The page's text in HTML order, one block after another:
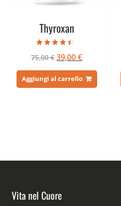
Thyroxan
4.17
su 5
75,00€Il
originale
era:
39,00€Il
attuale
è:
Aggiungi al carrello
Vita nel Cuore